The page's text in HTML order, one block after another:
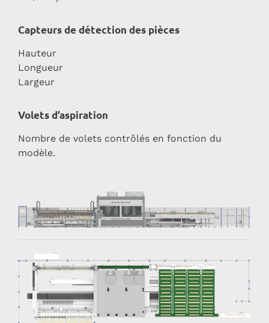
Capteurs de détection des pièces
Hauteur
Longueur
Largeur
Volets d’aspiration
Nombre de volets contrôlés en fonction du
modèle.